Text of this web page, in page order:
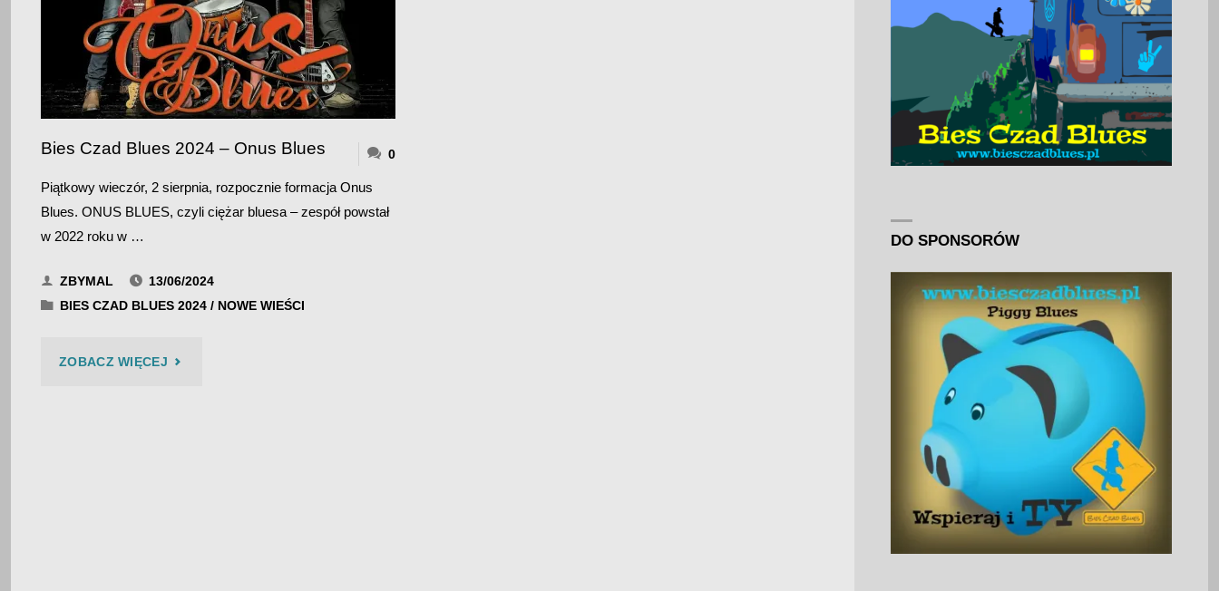
Bies Czad Blues 2024 – Onus Blues 0
Piątkowy wieczór, 2 sierpnia, rozpocznie formacja Onus
Blues. ONUS BLUES, czyli ciężar bluesa – zespół powstał
w 2022 roku w …
ZBYMAL
13/06/2024
BIES CZAD BLUES 2024 / NOWE WIEŚCI
ZOBACZ WIĘCEJ"BIES
DO SPONSORÓW